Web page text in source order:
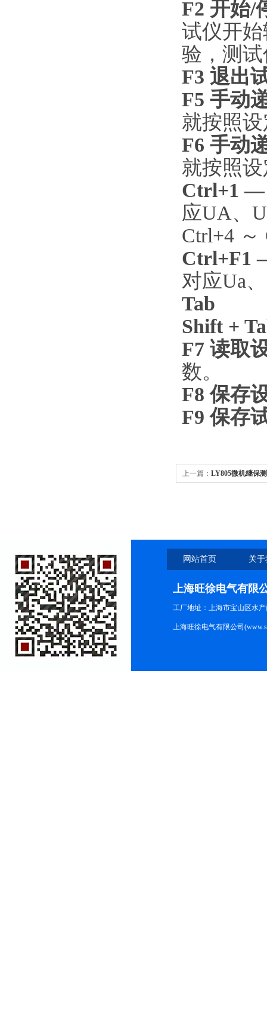
F2 开始/
试仪开
验，测
F3 退出
F5 手动
就按照
F6 手动
就按照
Ctrl+1
应UA、
Ctrl+4
Ctrl+F1
对应Ua、
Tab
Shift +
F7 读取
数。
F8 保存
F9 保存
上一篇： LY805微机继保
网站首页 关
上海旺徐电气有限
工厂地址：上海市宝山区水产
上海旺徐电气有限公司